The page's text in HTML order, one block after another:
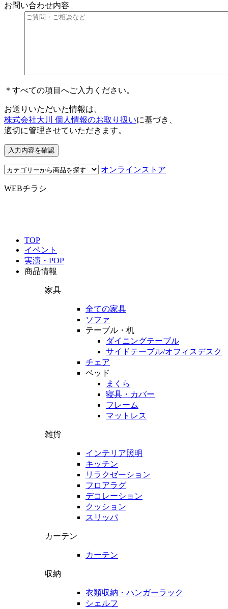
お問い合わせ内容
＊すべての項目へご入力ください。
お送りいただいた情報は、
株式会社大川 個人情報のお取り扱いに基づき、
適切に管理させていただきます。
オンラインストア
WEBチラシ
TOP
イベント
実演・POP
商品情報
家具
全ての家具
ソファ
テーブル・机
ダイニングテーブル
サイドテーブル/オフィスデスク
チェア
ベッド
まくら
寝具・カバー
フレーム
マットレス
雑貨
インテリア照明
キッチン
リラクゼーション
フロアラグ
デコレーション
クッション
スリッパ
カーテン
カーテン
収納
衣類収納・ハンガーラック
シェルフ